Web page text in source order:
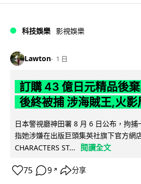
科技娛樂 影視娛樂
Lawton 1 日
訂購 43 億日元精品後
後終被捕 涉海賊王,火影
日本警視廳神田署 8 月 6 日公布，拘捕
指她涉嫌在出版巨頭集英社旗下官方網
CHARACTERS ST...
閱讀全文
75 9 ↗ 分享